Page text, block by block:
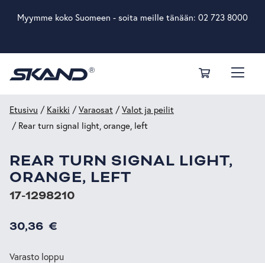
Myymme koko Suomeen - soita meille tänään: 02 723 8000
Etusivu / Kaikki /Varaosat /Valot ja peilit
/ Rear turn signal light, orange, left
REAR TURN SIGNAL LIGHT,
ORANGE, LEFT
17-1298210
30,36 €
Varasto loppu